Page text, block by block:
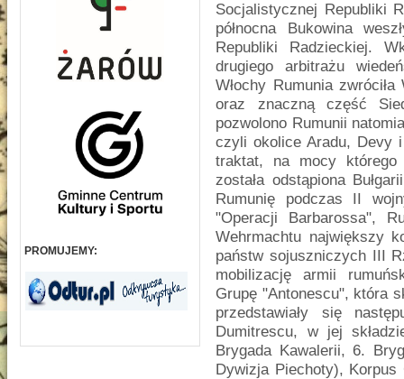
PROMUJEMY:
Socjalistycznej Republiki
północna Bukowina
Republiki Radzieckiej.
drugiego arbitrażu
Włochy Rumunia
oraz znaczną część
pozwolono Rumunii
czyli okolice Aradu, Devy
traktat, na mocy którego
została odstąpiona
Rumunię podczas II
"Operacji Barbarossa",
Wehrmachtu największy
państw sojuszniczych III
mobilizację armii
Grupę "Antonescu", która
przedstawiały się
Dumitrescu, w jej
Brygada Kawalerii, 6.
Dywizja Piechoty),